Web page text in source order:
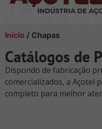
Início / Chapas
Catálogos de
Dispondo de fabricação
comercializados, a Açotel
completo para melhor